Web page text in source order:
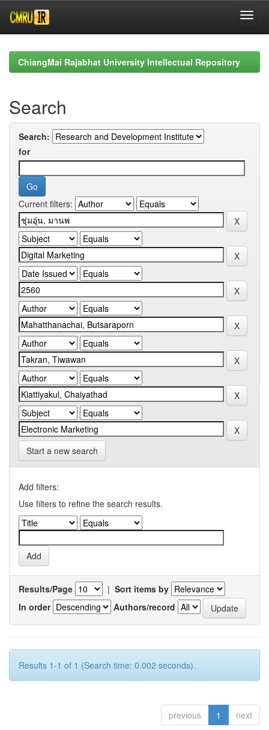
navigationChiangMai Rajabhat University Intellectual Repository
Search
Search:
for
Current filters:
Start a new search
Add filters:
Use filters to refine the search results.
Results/Page | Sort items by
In order
Authors/record
Results 1-1 of 1 (Search time: 0.002 seconds).
previous 1 next